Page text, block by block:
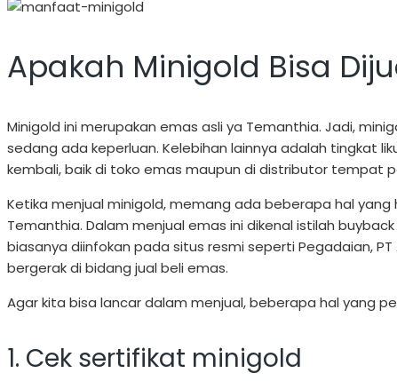
Apakah Minigold Bisa
Minigold ini merupakan emas asli ya Temanthia. Jadi,
sedang ada keperluan. Kelebihan lainnya adalah tingkat
kembali, baik di toko emas maupun di distributor tempat
Ketika menjual minigold, memang ada beberapa hal
Temanthia. Dalam menjual emas ini dikenal istilah
biasanya diinfokan pada situs resmi seperti Pegadaian,
bergerak di bidang jual beli emas.
Agar kita bisa lancar dalam menjual, beberapa hal yang
1. Cek sertifikat minigold